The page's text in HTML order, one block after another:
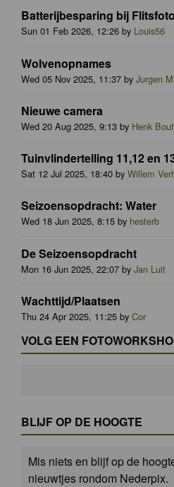
Batterijbesparing bij
Sun 01 Feb 2026, 12:26 by Louis56
Wolvenopnames
Wed 05 Nov 2025, 11:37 by Jurgen
Nieuwe camera
Wed 20 Aug 2025, 9:13 by Henk
Tuinvlindertelling 11,12 en
Sat 12 Jul 2025, 18:40 by Willem
Seizoensopdracht: Water
Wed 18 Jun 2025, 8:15 by hesterb
De Seizoensopdracht
Mon 16 Jun 2025, 22:07 by Jan Luit
Wachttijd/Plaatsen
Thu 24 Apr 2025, 11:25 by Cor
VOLG EEN
BLIJF OP DE HOOGTE
Mis niets en blijf op de
nieuwtjes rondom Nederpix.